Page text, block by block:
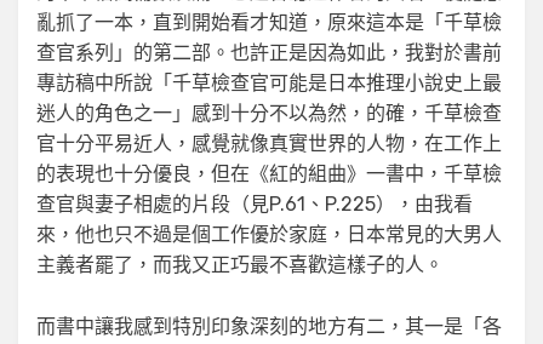
亂抓了一本，直到開始看才知道，原來這本是「千草檢
查官系列」的第二部。也許正是因為如此，我對於書前
專訪稿中所說「千草檢查官可能是日本推理小說史上最
迷人的角色之一」感到十分不以為然，的確，千草檢查
官十分平易近人，感覺就像真實世界的人物，在工作上
的表現也十分優良，但在《紅的組曲》一書中，千草檢
查官與妻子相處的片段（見P.61、P.225），由我看
來，他也只不過是個工作優於家庭，日本常見的大男人
主義者罷了，而我又正巧最不喜歡這樣子的人。
而書中讓我感到特別印象深刻的地方有二，其一是「各